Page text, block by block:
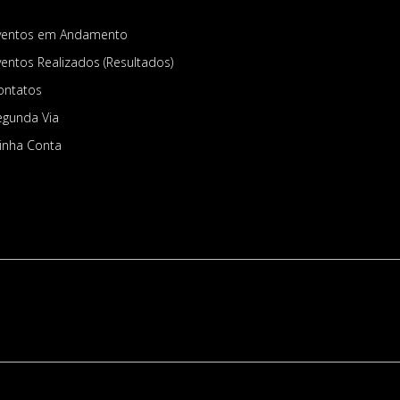
em Andamento
Realizados (Resultados)
Via
Conta